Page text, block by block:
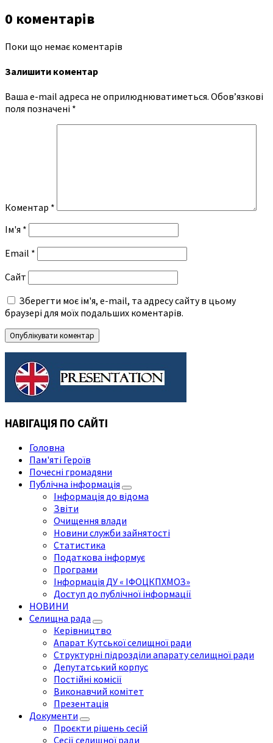
0 коментарів
Поки що немає коментарів
Залишити коментар
Ваша e-mail адреса не оприлюднюватиметься. Обов’язкові
поля позначені *
Коментар *
Ім'я *
Email *
Сайт
Зберегти моє ім'я, e-mail, та адресу сайту в цьому
браузері для моїх подальших коментарів.
НАВІГАЦІЯ ПО САЙТІ
Головна
Пам'яті Героїв
Почесні громадяни
Публічна інформація
Інформація до відома
Звіти
Очищення влади
Новини служби зайнятості
Статистика
Податкова інформує
Програми
Інформація ДУ « ІФОЦКПХМОЗ»
Доступ до публічної інформації
НОВИНИ
Селищна рада
Керівництво
Апарат Кутської селищної ради
Структурні підрозділи апарату селищної ради
Депутатський корпус
Постійні комісії
Виконавчий комітет
Презентація
Документи
Проєкти рішень сесій
Сесії селищної ради